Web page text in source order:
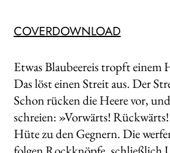
COVERDOWNLOAD
Etwas Blaubeereis tropft einem
Das löst einen Streit aus. Der
Schon rücken die Heere vor,
schreien: »Vorwärts!
Hüte zu den Gegnern. Die